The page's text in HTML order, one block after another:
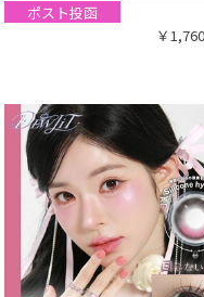
ポスト投函
￥1,760